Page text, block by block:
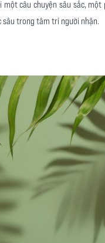
câu chuyện sâu sắc, một
sâu trong tâm trí người nhận.